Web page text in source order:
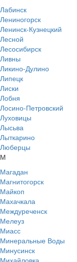
Лабинск
Лениногорск
Ленинск-Кузнецкий
Лесной
Лесосибирск
Ливны
Ликино-Дулино
Липецк
Лиски
Лобня
Лосино-Петровский
Луховицы
Лысьва
Лыткарино
Люберцы
М
Магадан
Магнитогорск
Майкоп
Махачкала
Междуреченск
Мелеуз
Миасс
Минеральные Воды
Минусинск
Михайловка